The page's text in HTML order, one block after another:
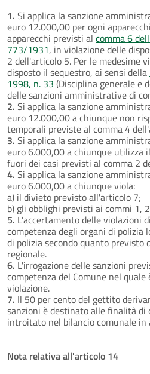
1. Si applica la sanzione
euro 12.000,00 per ogni
apparecchi previsti al comma 6
773/1931, in violazione delle
2 dell'articolo 5. Per le medesime
disposto il sequestro, ai sensi della
1998, n. 33 (Disciplina generale e
delle sanzioni amministrative di
2. Si applica la sanzione
euro 12.000,00 a chiunque non
temporali previste al comma 4
3. Si applica la sanzione
euro 6.000,00 a chiunque utilizza
fuori dei casi previsti al comma 2
4. Si applica la sanzione
euro 6.000,00 a chiunque viola:
a) il divieto previsto all'articolo 7;
b) gli obblighi previsti ai commi 1,
5. L'accertamento delle violazioni
competenza degli organi di polizia
di polizia secondo quanto previsto
regionale.
6. L'irrogazione delle sanzioni
competenza del Comune nel
violazione.
7. Il 50 per cento del gettito
sanzioni è destinato alle finalità di
introitato nel bilancio comunale in
Nota relativa all'articolo 14